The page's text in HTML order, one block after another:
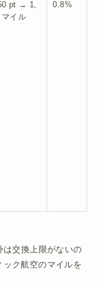
pt → 1,
マイル
0.8%
は交換上限がないの
ク航空のマイルを